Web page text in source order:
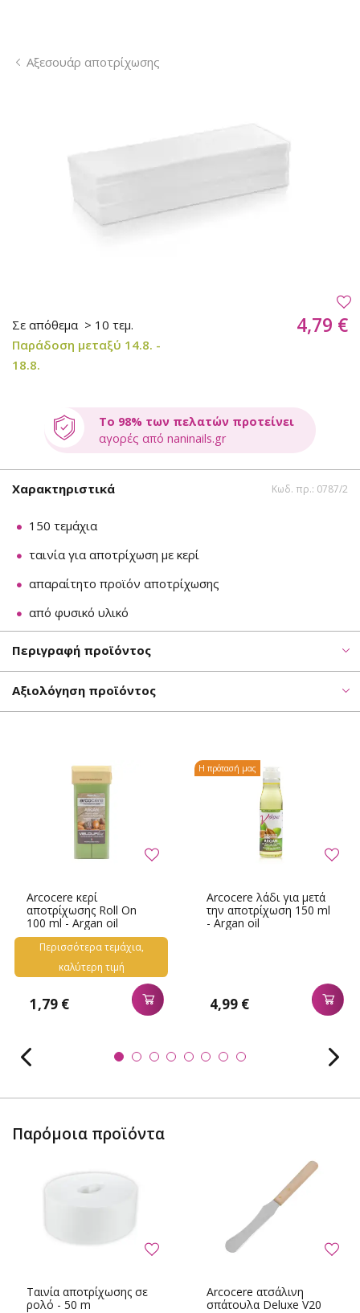
Αξεσουάρ αποτρίχωσης
Σε απόθεμα > 10 τεμ.
Παράδοση μεταξύ 14.8. -
18.8.
4,79 €
Το 98% των πελατών προτείνει
αγορές από naninails.gr
Χαρακτηριστικά Κωδ. πρ.: 0787/2
150 τεμάχια
ταινία για αποτρίχωση με κερί
απαραίτητο προϊόν αποτρίχωσης
από φυσικό υλικό
Περιγραφή προϊόντος
Αξιολόγηση προϊόντος
Arcocere κερί
αποτρίχωσης Roll On
100 ml - Argan oil
Περισσότερα τεμάχια,
καλύτερη τιμή
1,79 €
Arcocere λάδι για μετά
την αποτρίχωση 150 ml
- Argan oil
4,99 €
Η πρότασή μας
Παρόμοια προϊόντα
Ταινία αποτρίχωσης σε
ρολό - 50 m
Arcocere ατσάλινη
σπάτουλα Deluxe V20